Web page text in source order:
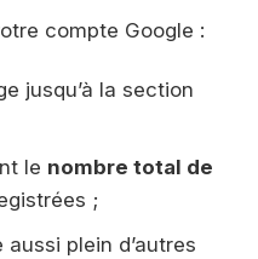
compte Google :
jusqu’à la section
le nombre total de
;
plein d’autres